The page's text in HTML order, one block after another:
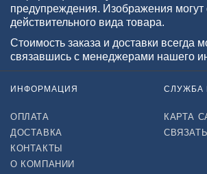
предупреждения. Изображения могут
действительного вида товара.
Стоимость заказа и доставки всегда
связавшись с менеджерами нашего
ИНФОРМАЦИЯ
ОПЛАТА
ДОСТАВКА
КОНТАКТЫ
О КОМПАНИИ
СЛУЖБА
КАРТА